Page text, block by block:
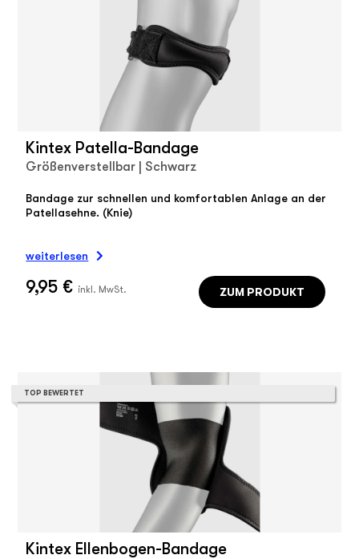
Kintex Patella-Bandage
Größenverstellbar | Schwarz
Bandage zur schnellen und komfortablen Anlage an der
Patellasehne. (Knie)
weiterlesen
9,95 € inkl. MwSt. ZUM PRODUKT
Kintex Ellenbogen-Bandage
TOP BEWERTET